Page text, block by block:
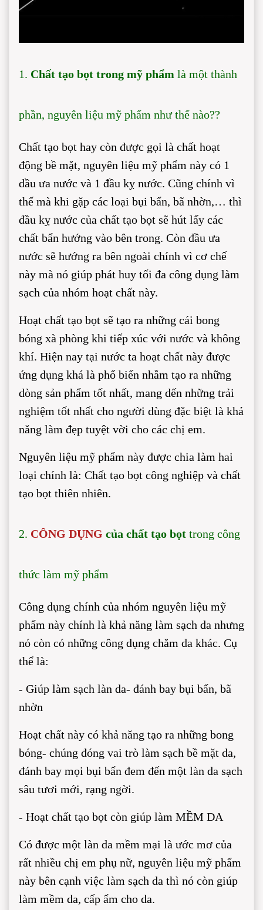
1. Chất tạo bọt trong mỹ phẩm là một thành
phần, nguyên liệu mỹ phẩm như thế nào??
Chất tạo bọt hay còn được gọi là chất hoạt
động bề mặt, nguyên liệu mỹ phẩm này có 1
dầu ưa nước và 1 đầu kỵ nước. Cũng chính vì
thế mà khi gặp các loại bụi bẩn, bã nhờn,… thì
đầu kỵ nước của chất tạo bọt sẽ hút lấy các
chất bẩn hướng vào bên trong. Còn đầu ưa
nước sẽ hướng ra bên ngoài chính vì cơ chế
này mà nó giúp phát huy tối đa công dụng làm
sạch của nhóm hoạt chất này.
Hoạt chất tạo bọt sẽ tạo ra những cái bong
bóng xà phòng khi tiếp xúc với nước và không
khí. Hiện nay tại nước ta hoạt chất này được
ứng dụng khá là phổ biến nhằm tạo ra những
dòng sản phẩm tốt nhất, mang dến những trải
nghiệm tốt nhất cho người dùng đặc biệt là khả
năng làm đẹp tuyệt vời cho các chị em.
Nguyên liệu mỹ phẩm này được chia làm hai
loại chính là: Chất tạo bọt công nghiệp và chất
tạo bọt thiên nhiên.
2. CÔNG DỤNG của chất tạo bọt trong công
thức làm mỹ phẩm
Công dụng chính của nhóm nguyên liệu mỹ
phẩm này chính là khả năng làm sạch da nhưng
nó còn có những công dụng chăm da khác. Cụ
thể là:
- Giúp làm sạch làn da- đánh bay bụi bẩn, bã
nhờn
Hoạt chất này có khả năng tạo ra những bong
bóng- chúng đóng vai trò làm sạch bề mặt da,
đánh bay mọi bụi bẩn đem đến một làn da sạch
sâu tươi mới, rạng ngời.
- Hoạt chất tạo bọt còn giúp làm MỀM DA
Có được một làn da mềm mại là ước mơ của
rất nhiều chị em phụ nữ, nguyên liệu mỹ phẩm
này bên cạnh việc làm sạch da thì nó còn giúp
làm mềm da, cấp ẩm cho da.